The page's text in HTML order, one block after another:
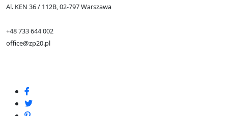
Al. KEN 36 / 112B, 02-797 Warszawa
+48 733 644 002
office@zp20.pl